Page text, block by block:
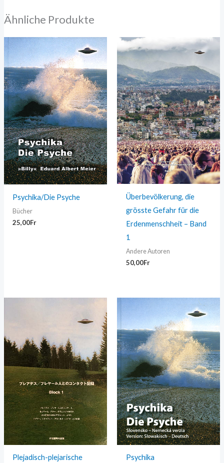
Ähnliche Produkte
Psychika/Die Psyche
Bücher
25,00Fr
Überbevölkerung, die
grösste Gefahr für die
Erdenmenschheit – Band
1
Andere Autoren
50,00Fr
Plejadisch-plejarische Psychika